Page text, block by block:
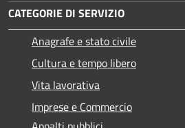
CATEGORIE DI SERVIZIO
Anagrafe e stato civile
Cultura e tempo libero
Vita lavorativa
Imprese e Commercio